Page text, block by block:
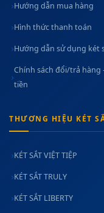
Hướng dẫn mua hàng
Hình thức thanh toán
Hướng dẫn sử dụng két
Chính sách đổi/trả hàng
tiền
THƯƠNG HIỆU KÉT
KÉT SẮT VIỆT TIỆP
KÉT SẮT TRULY
KÉT SẮT LIBERTY